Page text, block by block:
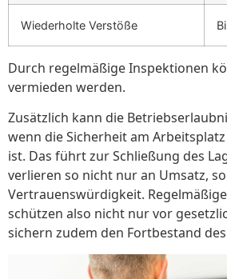
Wiederholte Verstöße
Durch regelmäßige Inspektionen
vermieden werden.
Zusätzlich kann die
wenn die Sicherheit am
ist. Das führt zur Schließung des
verlieren so nicht nur an Umsatz,
Vertrauenswürdigkeit.
schützen also nicht nur vor
sichern zudem den Fortbestand